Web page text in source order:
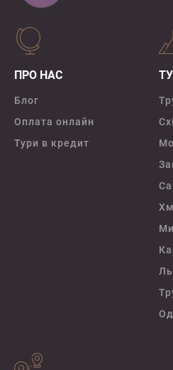
ПРО НАС
Блог
Оплата онлайн
Тури в кредит